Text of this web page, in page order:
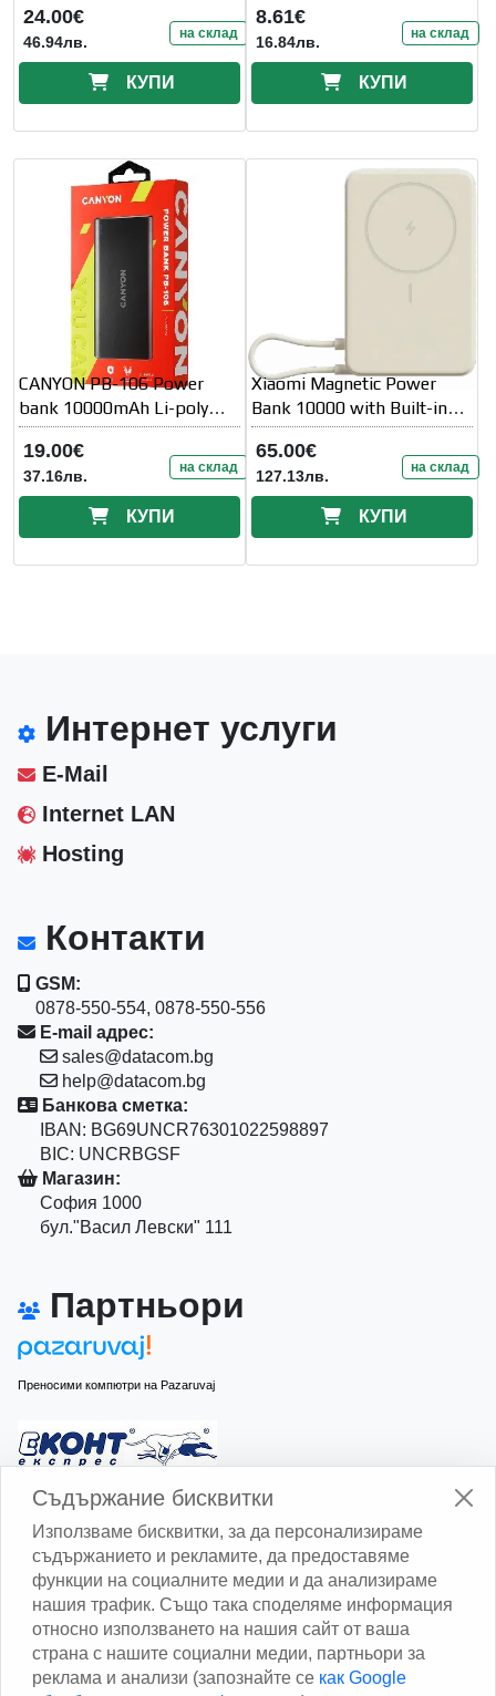
24.00€
46.94лв. на склад
КУПИ
8.61€
16.84лв. на склад
КУПИ
CANYON PB-106 Power
bank 10000mAh Li-poly
battery
19.00€
37.16лв. на склад
КУПИ
Xiaomi Magnetic Power
Bank 10000 with Built-in
Stand Beige
65.00€
127.13лв. на склад
КУПИ
Интернет услуги
E-Mail
Internet LAN
Hosting
Контакти
GSM:
0878-550-554, 0878-550-556
E-mail адрес:
sales@datacom.bg
help@datacom.bg
Банкова сметка:
IBAN: BG69UNCR76301022598897
BIC: UNCRBGSF
Магазин:
София 1000
бул."Васил Левски" 111
Партньори
Преносими компютри на Pazaruvaj
Изчисли доставката с Еконт
Изчисли доставката със Спиди
Съдържание бисквитки
Използваме бисквитки, за да персонализираме
съдържанието и рекламите, да предоставяме
функции на социалните медии и да анализираме
нашия трафик. Също така споделяме информация
относно използването на нашия сайт от ваша
страна с нашите социални медии, партньори за
реклама и анализи (запознайте се как Google